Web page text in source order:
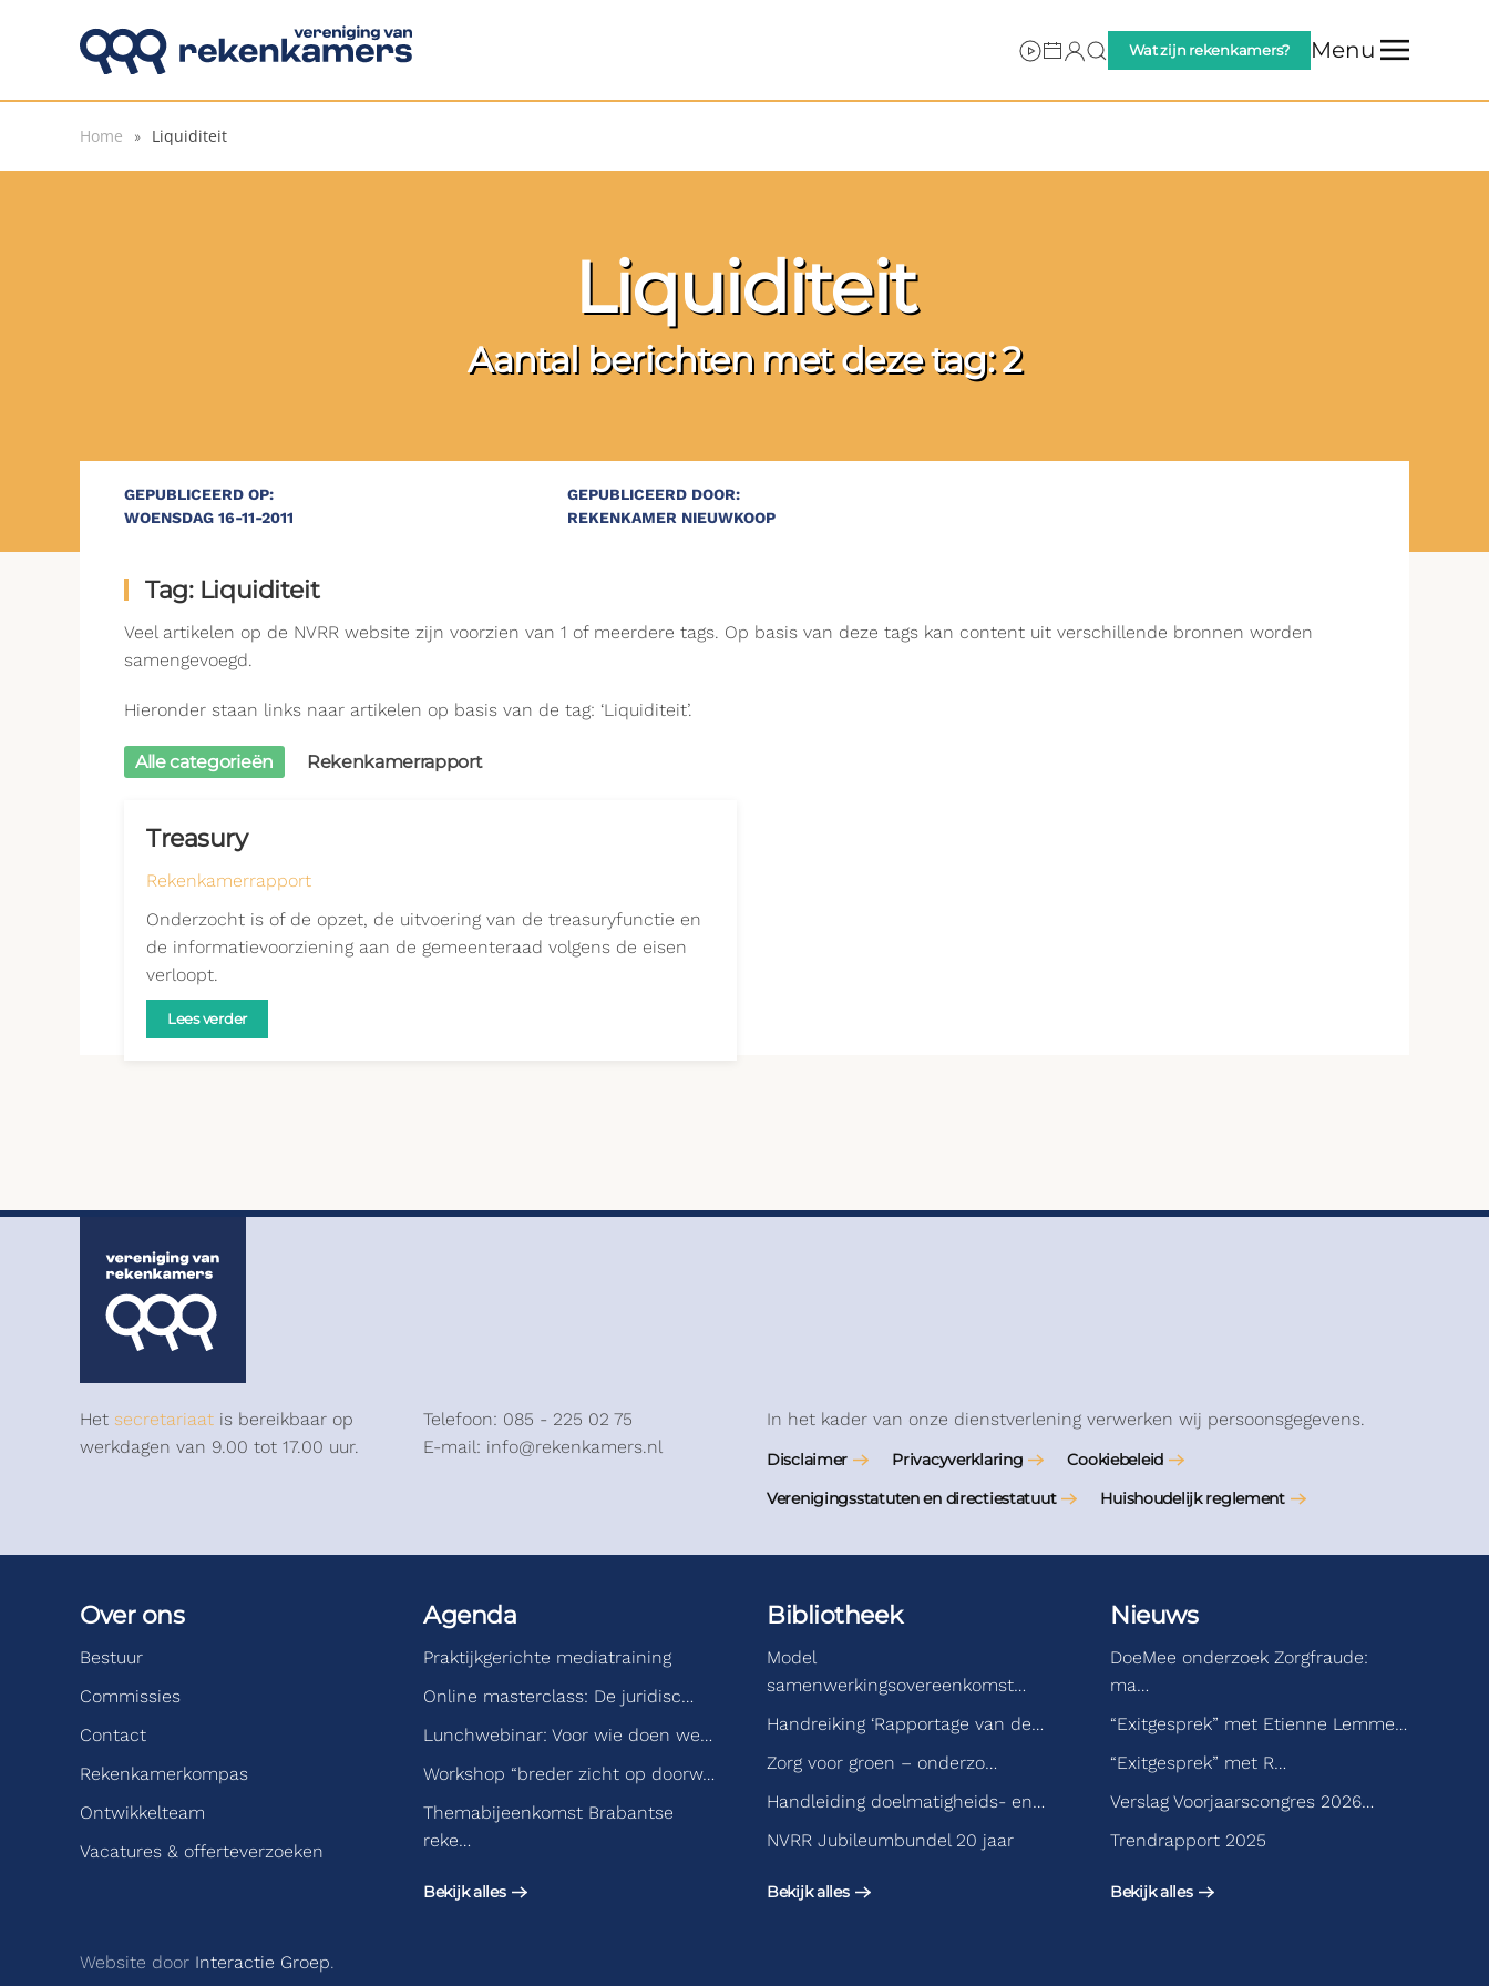
Overslaan en naar de inhoud gaan
Wat zijn rekenkamers? Menu
Home Liquiditeit
Liquiditeit
Aantal berichten met deze tag: 2
GEPUBLICEERD OP:
WOENSDAG 16-11-2011
GEPUBLICEERD DOOR:
REKENKAMER NIEUWKOOP
Tag: Liquiditeit
Veel artikelen op de NVRR website zijn voorzien van 1 of meerdere tags. Op basis van deze tags kan content uit verschillende bronnen worden
samengevoegd.
Hieronder staan links naar artikelen op basis van de tag: ‘Liquiditeit’.
Alle categorieën Rekenkamerrapport
Treasury
Rekenkamerrapport
Onderzocht is of de opzet, de uitvoering van de treasuryfunctie en
de informatievoorziening aan de gemeenteraad volgens de eisen
verloopt.
Lees verder
Het secretariaat is bereikbaar op
werkdagen van 9.00 tot 17.00 uur.
Telefoon: 085 - 225 02 75
E-mail: info@rekenkamers.nl
In het kader van onze dienstverlening verwerken wij persoonsgegevens.
Disclaimer Privacyverklaring
Cookiebeleid
Verenigingsstatuten en directiestatuut
Huishoudelijk reglement
Over ons
Bestuur
Commissies
Contact
Rekenkamerkompas
Ontwikkelteam
Vacatures & offerteverzoeken
Agenda
Praktijkgerichte mediatraining
Online masterclass: De juridisc…
Lunchwebinar: Voor wie doen we…
Workshop “breder zicht op doorw…
Themabijeenkomst Brabantse
reke…
Bekijk alles
Bibliotheek
Model
samenwerkingsovereenkomst…
Handreiking ‘Rapportage van de…
Zorg voor groen – onderzo…
Handleiding doelmatigheids- en…
NVRR Jubileumbundel 20 jaar
Bekijk alles
Nieuws
DoeMee onderzoek Zorgfraude:
ma…
“Exitgesprek” met Etienne Lemme…
“Exitgesprek” met R…
Verslag Voorjaarscongres 2026…
Trendrapport 2025
Bekijk alles
Website door Interactie Groep.